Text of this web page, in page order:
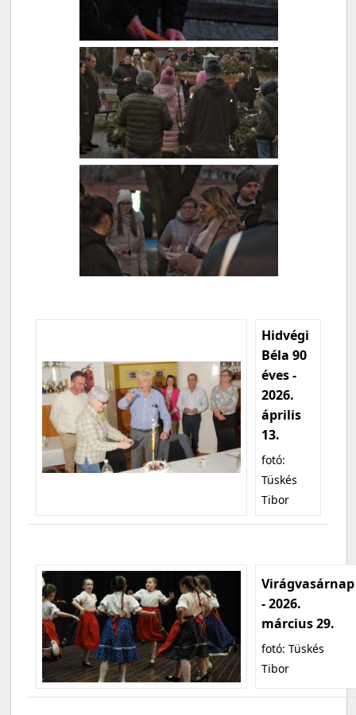
Hidvégi
Béla 90
éves -
2026.
április
13.
fotó:
Tüskés
Tibor
Virágvasárnap
- 2026.
március 29.
fotó: Tüskés
Tibor